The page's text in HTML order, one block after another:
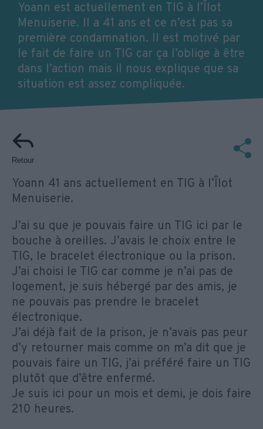
Yoann est actuellement en TIG à l’Îlot
Menuiserie. Il a 41 ans et ce n’est pas sa
première condamnation. Il est motivé par
le fait de faire un TIG car ça l’oblige à être
dans l’action mais il nous explique que sa
situation est assez compliquée.
Retour
Yoann 41 ans actuellement en TIG à l’Îlot
Menuiserie.
J’ai su que je pouvais faire un TIG ici par le
bouche à oreilles. J’avais le choix entre le
TIG, le bracelet électronique ou la prison.
J’ai choisi le TIG car comme je n’ai pas de
logement, je suis hébergé par des amis, je
ne pouvais pas prendre le bracelet
électronique.
J’ai déjà fait de la prison, je n’avais pas peur
d’y retourner mais comme on m’a dit que je
pouvais faire un TIG, j’ai préféré faire un TIG
plutôt que d’être enfermé.
Je suis ici pour un mois et demi, je dois faire
210 heures.